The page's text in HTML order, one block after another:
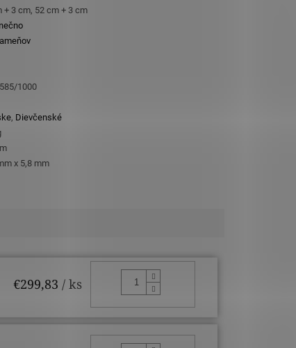
+ 3 cm, 52 cm + 3 cm
1000
, Dievčenské
x 5,8 mm
€299,83 / ks